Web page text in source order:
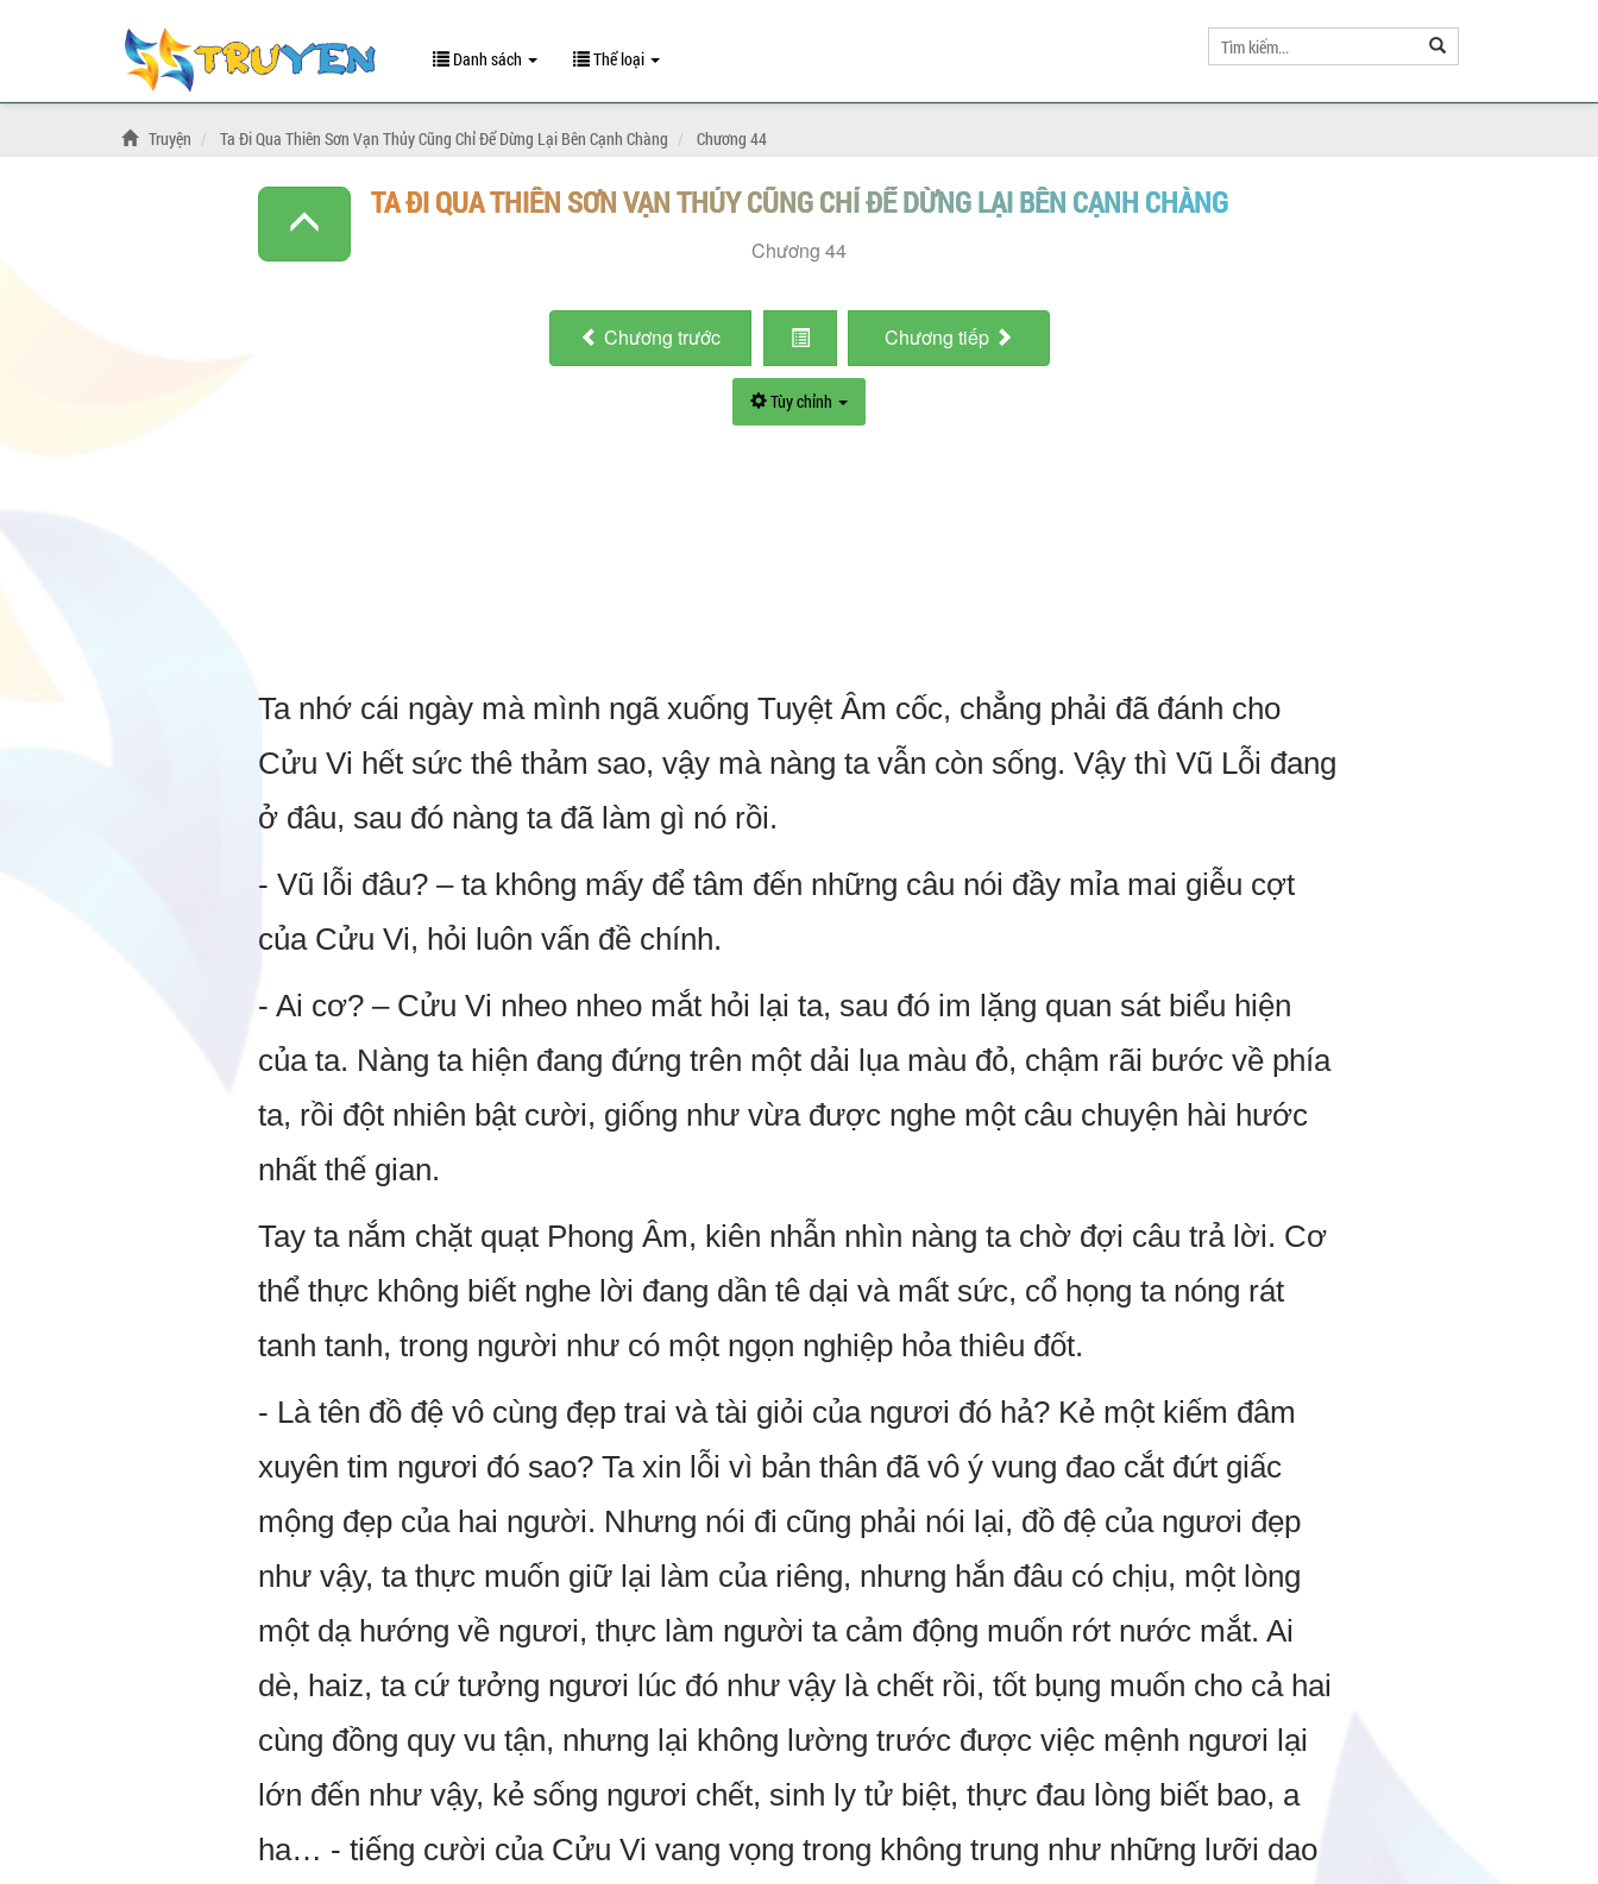
Danh sách Thể loại
Truyện Ta Đi Qua Thiên Sơn Vạn Thủy Cũng Chỉ Để Dừng Lại Bên Cạnh Chàng Chương 44
TA ĐI QUA THIÊN SƠN VẠN THỦY CŨNG CHỈ ĐỂ DỪNG LẠI BÊN CẠNH CHÀNG
Chương 44
Chương trước Chương tiếp
Tùy chỉnh
Ta nhớ cái ngày mà mình ngã xuống Tuyệt Âm cốc, chẳng phải đã đánh cho
Cửu Vi hết sức thê thảm sao, vậy mà nàng ta vẫn còn sống. Vậy thì Vũ Lỗi đang
ở đâu, sau đó nàng ta đã làm gì nó rồi.
- Vũ lỗi đâu? – ta không mấy để tâm đến những câu nói đầy mỉa mai giễu cợt
của Cửu Vi, hỏi luôn vấn đề chính.
- Ai cơ? – Cửu Vi nheo nheo mắt hỏi lại ta, sau đó im lặng quan sát biểu hiện
của ta. Nàng ta hiện đang đứng trên một dải lụa màu đỏ, chậm rãi bước về phía
ta, rồi đột nhiên bật cười, giống như vừa được nghe một câu chuyện hài hước
nhất thế gian.
Tay ta nắm chặt quạt Phong Âm, kiên nhẫn nhìn nàng ta chờ đợi câu trả lời. Cơ
thể thực không biết nghe lời đang dần tê dại và mất sức, cổ họng ta nóng rát
tanh tanh, trong người như có một ngọn nghiệp hỏa thiêu đốt.
- Là tên đồ đệ vô cùng đẹp trai và tài giỏi của ngươi đó hả? Kẻ một kiếm đâm
xuyên tim ngươi đó sao? Ta xin lỗi vì bản thân đã vô ý vung đao cắt đứt giấc
mộng đẹp của hai người. Nhưng nói đi cũng phải nói lại, đồ đệ của ngươi đẹp
như vậy, ta thực muốn giữ lại làm của riêng, nhưng hắn đâu có chịu, một lòng
một dạ hướng về ngươi, thực làm người ta cảm động muốn rớt nước mắt. Ai
dè, haiz, ta cứ tưởng ngươi lúc đó như vậy là chết rồi, tốt bụng muốn cho cả hai
cùng đồng quy vu tận, nhưng lại không lường trước được việc mệnh ngươi lại
lớn đến như vậy, kẻ sống ngươi chết, sinh ly tử biệt, thực đau lòng biết bao, a
ha… - tiếng cười của Cửu Vi vang vọng trong không trung như những lưỡi dao